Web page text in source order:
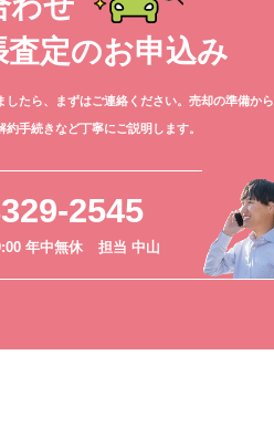
査定のお申込み
したら、まずはご連絡ください。売却の準備から
手続きなど丁寧にご説明します。
2545
年中無休 担当 中山